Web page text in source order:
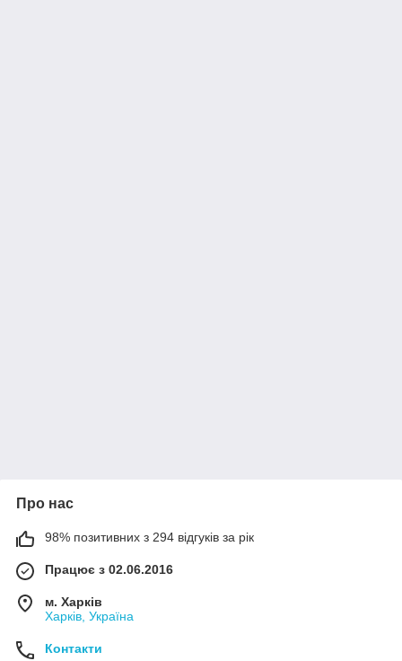
Про нас
98% позитивних з 294 відгуків за рік
Працює з 02.06.2016
м. Харків
Харків, Україна
Контакти